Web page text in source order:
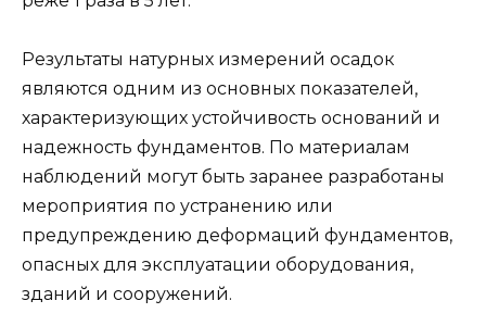
Результаты натурных измерений осадок
являются од­ним из основных показателей,
характеризующих устой­чивость оснований и
надежность фундаментов. По мате­риалам
наблюдений могут быть заранее разработаны
ме­роприятия по устранению или
предупреждению деформа­ций фундаментов,
опасных для эксплуатации оборудова­ния,
зданий и сооружений.